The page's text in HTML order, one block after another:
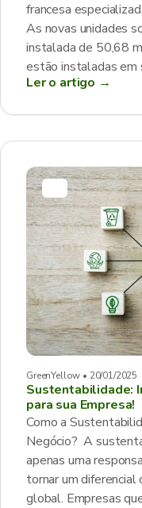
francesa
As novas unidades
instalada de 50,68
estão instaladas
Ler o artigo →
GreenYellow • 20/01/2025
Sustentabilidade:
para sua Empresa!
Como a
Negócio? A
apenas uma
tornar um
global. Empresas